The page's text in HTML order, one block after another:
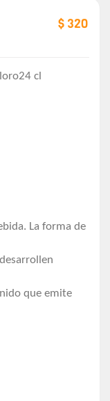
$ 320
cl
La forma de
que emite